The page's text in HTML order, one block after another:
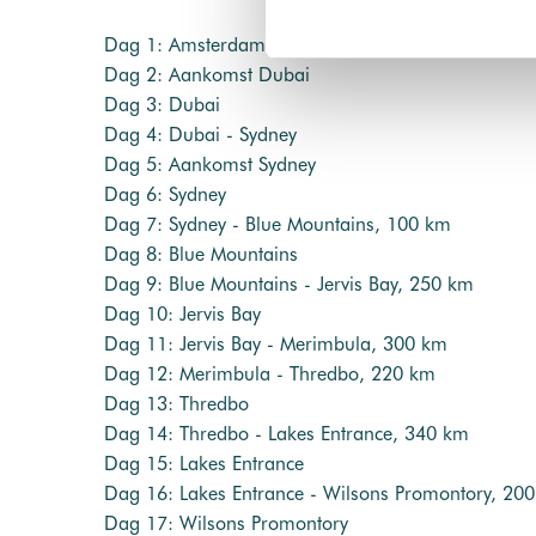
Dag 1: Amsterdam - Dubai
Dag 2: Aankomst Dubai
Dag 3: Dubai
Dag 4: Dubai - Sydney
Dag 5: Aankomst Sydney
Dag 6: Sydney
Dag 7: Sydney - Blue Mountains, 100 km
Dag 8: Blue Mountains
Dag 9: Blue Mountains - Jervis Bay, 250 km
Dag 10: Jervis Bay
Dag 11: Jervis Bay - Merimbula, 300 km
Dag 12: Merimbula - Thredbo, 220 km
Dag 13: Thredbo
Dag 14: Thredbo - Lakes Entrance, 340 km
Dag 15: Lakes Entrance
Dag 16: Lakes Entrance - Wilsons Promontory,
Dag 17: Wilsons Promontory